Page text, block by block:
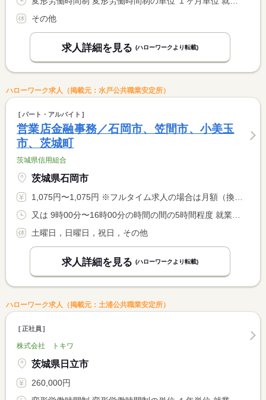
その他
求人詳細を見る (ハローワークより転載)
ハローワーク求人（掲載元：水戸公共職業安定所）
パート・アルバイト
営業店金融事務／石岡市、笠間市、小美玉
市、茨城町
茨城県信用組合
茨城県石岡市
1,075円〜1,075円 ※フルタイム求人の場合は月額（換算額）、パート求人の場合は時間額を表示しています。
土曜日，日曜日，祝日，その他
求人詳細を見る (ハローワークより転載)
ハローワーク求人（掲載元：土浦公共職業安定所）
正社員
株式会社 トキワ
茨城県日立市
260,000円